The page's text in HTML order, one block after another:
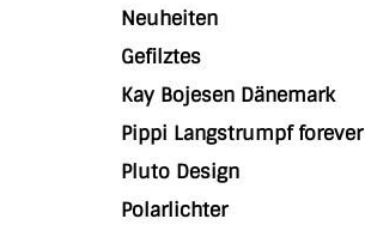
Neuheiten
Gefilztes
Kay Bojesen Dänemark
Pippi Langstrumpf forever
Pluto Design
Polarlichter